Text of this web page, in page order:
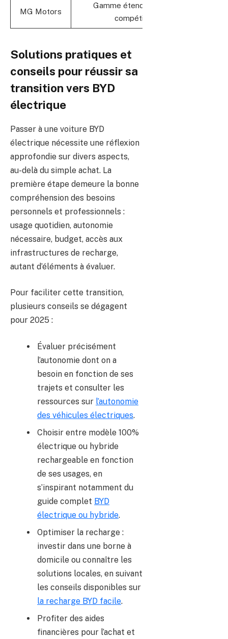
MG Motors
Gamme étendue et prix
compétitifs
Solutions pratiques et
conseils pour réussir sa
transition vers BYD
électrique
Passer à une voiture BYD
électrique nécessite une réflexion
approfondie sur divers aspects,
au-delà du simple achat. La
première étape demeure la bonne
compréhension des besoins
personnels et professionnels :
usage quotidien, autonomie
nécessaire, budget, accès aux
infrastructures de recharge,
autant d’éléments à évaluer.
Pour faciliter cette transition,
plusieurs conseils se dégagent
pour 2025 :
Évaluer précisément
l’autonomie dont on a
besoin en fonction de ses
trajets et consulter les
ressources sur l’autonomie
des véhicules électriques.
Choisir entre modèle 100%
électrique ou hybride
rechargeable en fonction
de ses usages, en
s’inspirant notamment du
guide complet BYD
électrique ou hybride.
Optimiser la recharge :
investir dans une borne à
domicile ou connaître les
solutions locales, en suivant
les conseils disponibles sur
la recharge BYD facile.
Profiter des aides
financières pour l’achat et